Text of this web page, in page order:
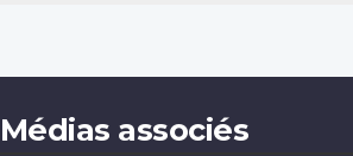
Médias associés